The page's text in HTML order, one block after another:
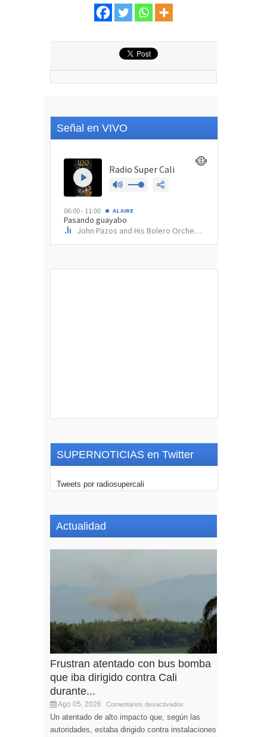
Señal en VIVO
SUPERNOTICIAS en Twitter
Tweets por radiosupercali
Actualidad
Frustran atentado con bus bomba
que iba dirigido contra Cali
durante...
Ago 05, 2026 Comentarios desactivados
Un atentado de alto impacto que, según las
autoridades, estaba dirigido contra instalaciones